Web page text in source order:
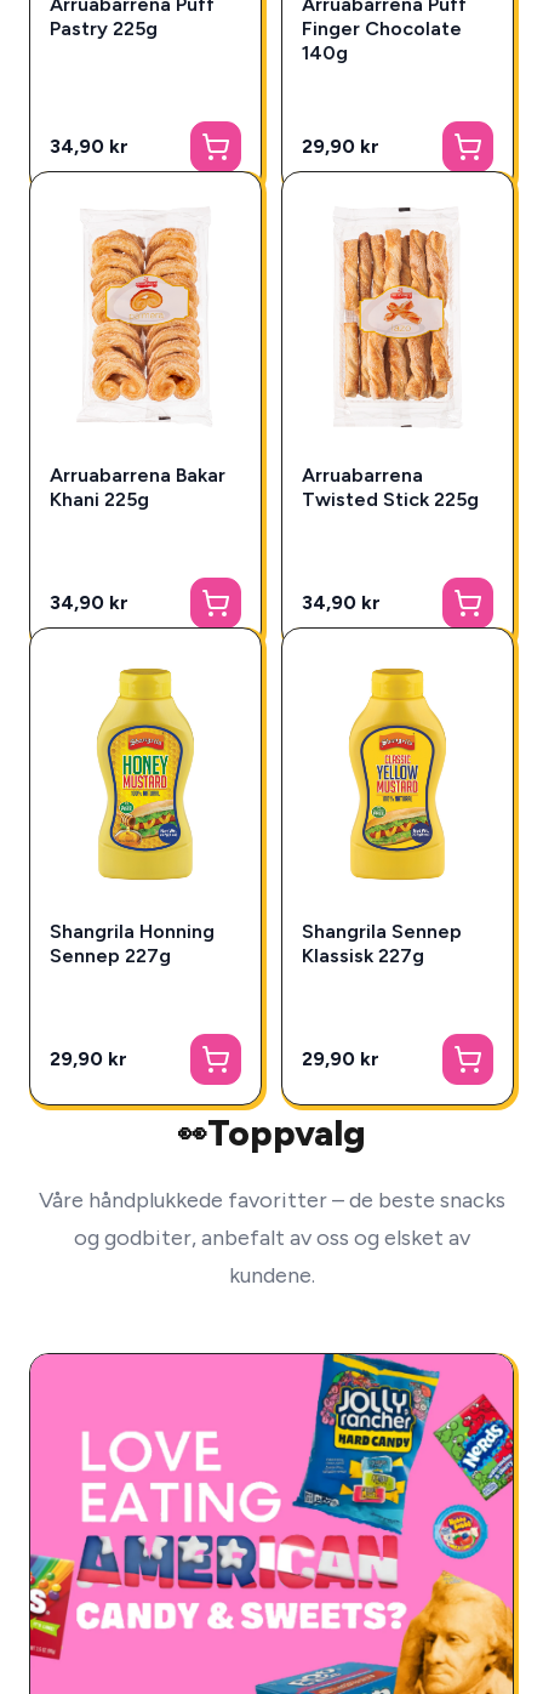
Pastry 225g
34,90 kr
Finger Chocolate
140g
29,90 kr
Arruabarrena Bakar
Khani 225g
34,90 kr
Arruabarrena
Twisted Stick 225g
34,90 kr
Shangrila Honning
Sennep 227g
29,90 kr
Shangrila Sennep
Klassisk 227g
29,90 kr
👀Toppvalg
Våre håndplukkede favoritter – de beste snacks
og godbiter, anbefalt av oss og elsket av
kundene.